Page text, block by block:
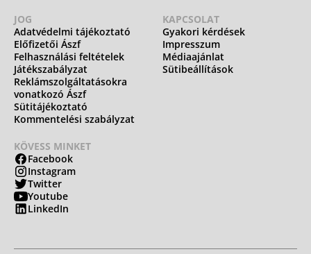
JOG
Adatvédelmi tájékoztató
Előfizetői Ászf
Felhasználási feltételek
Játékszabályzat
Reklámszolgáltatásokra
vonatkozó Ászf
Sütitájékoztató
Kommentelési szabályzat
KAPCSOLAT
Gyakori kérdések
Impresszum
Médiaajánlat
Sütibeállítások
KÖVESS MINKET
Facebook
Instagram
Twitter
Youtube
LinkedIn